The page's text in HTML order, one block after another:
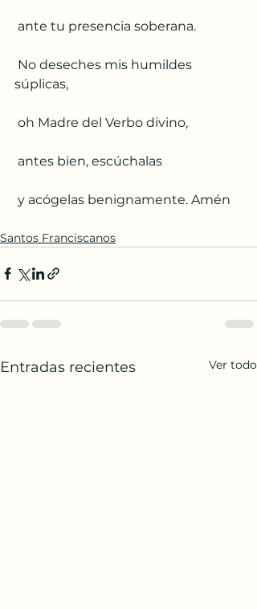
ante tu presencia soberana.
No deseches mis humildes
súplicas,
oh Madre del Verbo divino,
antes bien, escúchalas
y acógelas benignamente. Amén
Santos Franciscanos
Entradas recientes Ver todo